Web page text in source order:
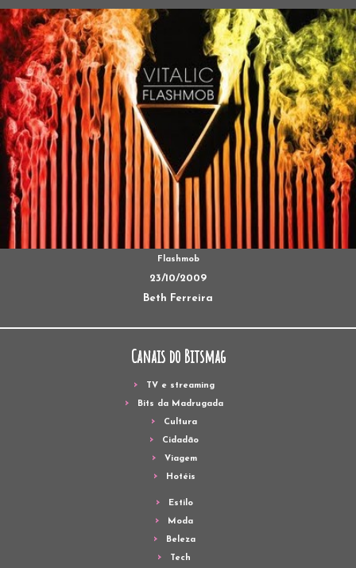
Flashmob
23/10/2009
Beth Ferreira
Canais do Bitsmag
TV e streaming
Bits da Madrugada
Cultura
Cidadão
Viagem
Hotéis
Estilo
Moda
Beleza
Tech